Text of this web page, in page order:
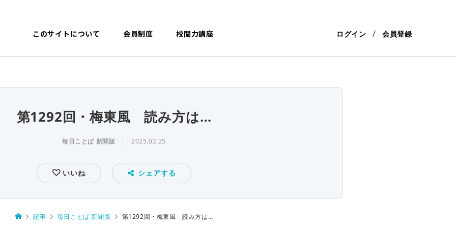
このサイトについて 会員制度 校閲力講座 ログイン 会員登録
第1292回・梅東風 読み方は…
毎日ことば 新聞版 2025.02.25
いいね シェアする
記事 毎日ことば 新聞版 第1292回・梅東風 読み方は…